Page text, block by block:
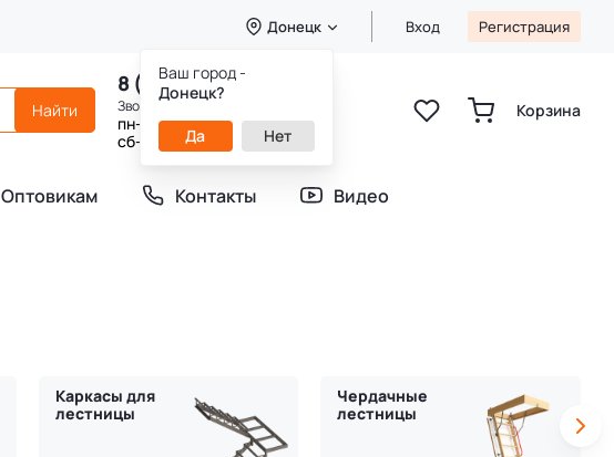
Донецк
Ваш город -
Донецк?
Да Нет
Вход Регистрация
8 (800) 333-49-25
Звонок бесплатный
пн-пт 8:00-20:00
сб-вс 9:00-20:00
Корзина
Оптовикам Контакты Видео
Каркасы для
лестницы
Чердачные
лестницы